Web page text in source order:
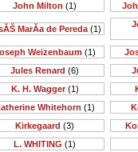
John Milton (1)
MarĂ­a de Pereda (1)
Weizenbaum (1)
Jules Renard (6)
K. H. Wagger(1)
Whitehorn (1)
Kirkegaard (3)
L. WHITING (1)